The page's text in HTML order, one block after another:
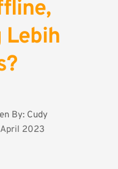
Lebih
By: Cudy
2023